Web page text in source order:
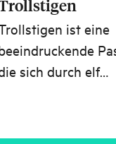
ist eine
sich durch elf
windet.